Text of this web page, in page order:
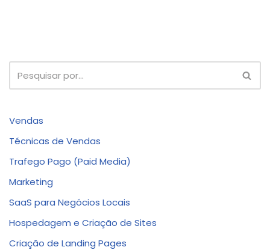
Vendas
Técnicas de Vendas
Trafego Pago (Paid Media)
Marketing
SaaS para Negócios Locais
Hospedagem e Criação de Sites
Criação de Landing Pages